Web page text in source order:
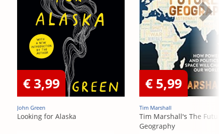
€ 3,99
John Green
Looking for Alaska
€ 5,99
Tim Marshall
Tim Marshall's The
Geography